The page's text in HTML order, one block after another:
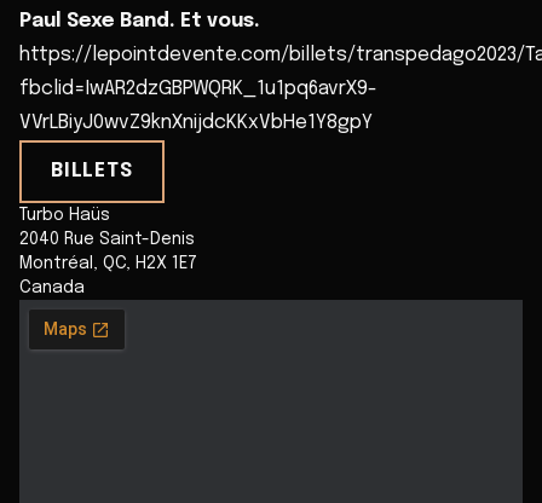
Paul Sexe Band. Et vous.
https://lepointdevente.com/billets/transpedago2023/
fbclid=IwAR2dzGBPWQRK_1u1pq6avrX9-
VVrLBiyJ0wvZ9knXnijdcKKxVbHe1Y8gpY
BILLETS
Turbo Haüs
2040 Rue Saint-Denis
Montréal , QC, H2X 1E7
Canada